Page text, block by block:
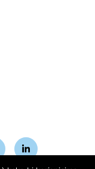
n
k
e